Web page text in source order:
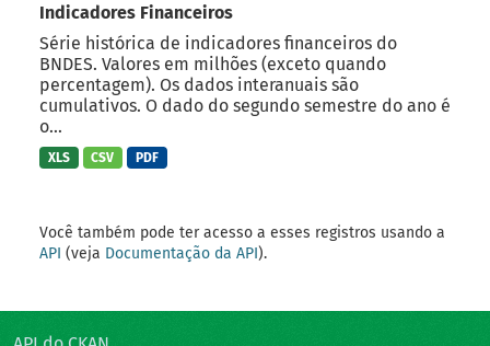
Indicadores Financeiros
Série histórica de indicadores financeiros do
BNDES. Valores em milhões (exceto quando
percentagem). Os dados interanuais são
cumulativos. O dado do segundo semestre do ano é
o...
XLS CSV PDF
Você também pode ter acesso a esses registros usando a
API (veja Documentação da API).